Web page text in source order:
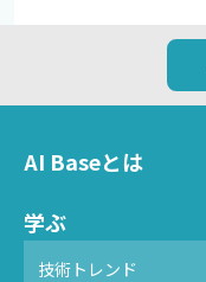
AI Baseとは
学ぶ
技術トレンド